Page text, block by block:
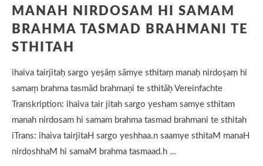
MANAH NIRDOSAM HI SAMAM
BRAHMA TASMAD BRAHMANI TE
STHITAH
ihaiva tairjitaḥ sargo yeṣāṃ sāmye sthitaṃ manaḥ nirdoṣaṃ hi
samaṃ brahma tasmād brahmaṇi te sthitāḥ Vereinfachte
Transkription: ihaiva tair jitah sargo yesham samye sthitam
manah nirdosam hi samam brahma tasmad brahmani te sthitah
iTrans: ihaiva tairjitaH sargo yeshhaa.n saamye sthitaM manaH
nirdoshhaM hi samaM brahma tasmaad.h …